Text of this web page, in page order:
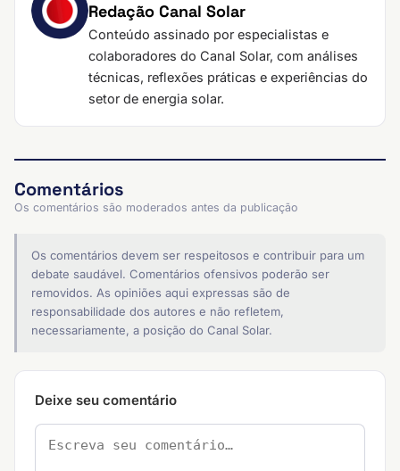
Redação Canal Solar
Conteúdo assinado por especialistas e
colaboradores do Canal Solar, com análises
técnicas, reflexões práticas e experiências do
setor de energia solar.
Comentários
Os comentários são moderados antes da publicação
Os comentários devem ser respeitosos e contribuir para um
debate saudável. Comentários ofensivos poderão ser
removidos. As opiniões aqui expressas são de
responsabilidade dos autores e não refletem,
necessariamente, a posição do Canal Solar.
Deixe seu comentário